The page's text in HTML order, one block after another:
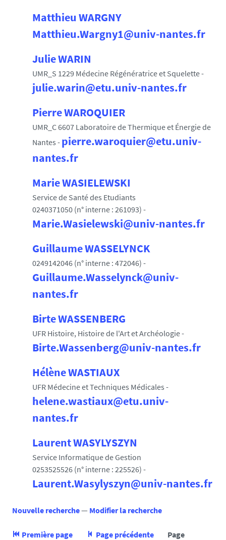
Matthieu WARGNY
Matthieu.Wargny1@univ-nantes.fr
Julie WARIN
UMR_S 1229 Médecine Régénératrice et Squelette -
julie.warin@etu.univ-nantes.fr
Pierre WAROQUIER
UMR_C 6607 Laboratoire de Thermique et Énergie de
Nantes - pierre.waroquier@etu.univ-
nantes.fr
Marie WASIELEWSKI
Service de Santé des Etudiants
0240371050 (n° interne : 261093) -
Marie.Wasielewski@univ-nantes.fr
Guillaume WASSELYNCK
0249142046 (n° interne : 472046) -
Guillaume.Wasselynck@univ-
nantes.fr
Birte WASSENBERG
UFR Histoire, Histoire de l'Art et Archéologie -
Birte.Wassenberg@univ-nantes.fr
Hélène WASTIAUX
UFR Médecine et Techniques Médicales -
helene.wastiaux@etu.univ-
nantes.fr
Laurent WASYLYSZYN
Service Informatique de Gestion
0253525526 (n° interne : 225526) -
Laurent.Wasylyszyn@univ-nantes.fr
Nouvelle recherche— Modifier la recherche
Première page Page précédente
Page